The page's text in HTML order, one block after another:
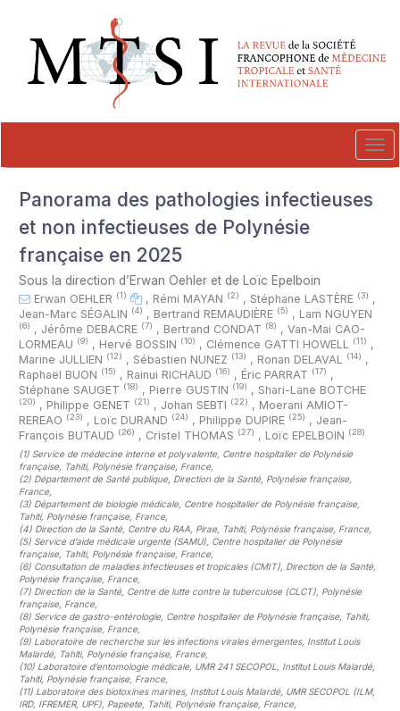
##plugins.themes.novelty.accessible_menu.main_navigation##
##plugins.themes.novelty.accessible_menu.main_content##
##plugins.themes.novelty.accessible_menu.sidebar##
Panorama des pathologies infectieuses
et non infectieuses de Polynésie
française en 2025
Sous la direction d’Erwan Oehler et de Loïc Epelboin
Erwan OEHLER (1) , Rémi MAYAN (2) , Stéphane LASTÈRE (3) ,
Jean-Marc SÉGALIN (4) , Bertrand REMAUDIÈRE (5) , Lam NGUYEN
(6) , Jérôme DEBACRE (7) , Bertrand CONDAT (8) , Van-Mai CAO-
LORMEAU (9) , Hervé BOSSIN (10) , Clémence GATTI HOWELL (11) ,
Marine JULLIEN (12) , Sébastien NUNEZ (13) , Ronan DELAVAL (14) ,
Raphaël BUON (15) , Rainui RICHAUD (16) , Éric PARRAT (17) ,
Stéphane SAUGET (18) , Pierre GUSTIN (19) , Shari-Lane BOTCHE
(20) , Philippe GENET (21) , Johan SEBTI (22) , Moerani AMIOT-
REREAO (23) , Loïc DURAND (24) , Philippe DUPIRE (25) , Jean-
François BUTAUD (26) , Cristel THOMAS (27) , Loïc EPELBOIN (28)
(1) Service de médecine interne et polyvalente, Centre hospitalier de Polynésie
française, Tahiti, Polynésie française, France,
(2) Département de Santé publique, Direction de la Santé, Polynésie française,
France,
(3) Département de biologie médicale, Centre hospitalier de Polynésie française,
Tahiti, Polynésie française, France,
(4) Direction de la Santé, Centre du RAA, Pirae, Tahiti, Polynésie française, France,
(5) Service d’aide médicale urgente (SAMU), Centre hospitalier de Polynésie
française, Tahiti, Polynésie française, France,
(6) Consultation de maladies infectieuses et tropicales (CMIT), Direction de la Santé,
Polynésie française, France,
(7) Direction de la Santé, Centre de lutte contre la tuberculose (CLCT), Polynésie
française, France,
(8) Service de gastro-entérologie, Centre hospitalier de Polynésie française, Tahiti,
Polynésie française, France,
(9) Laboratoire de recherche sur les infections virales émergentes, Institut Louis
Malardé, Tahiti, Polynésie française, France,
(10) Laboratoire d’entomologie médicale, UMR 241 SECOPOL, Institut Louis Malardé,
Tahiti, Polynésie française, France,
(11) Laboratoire des biotoxines marines, Institut Louis Malardé, UMR SECOPOL (ILM,
IRD, IFREMER, UPF), Papeete, Tahiti, Polynésie française, France,